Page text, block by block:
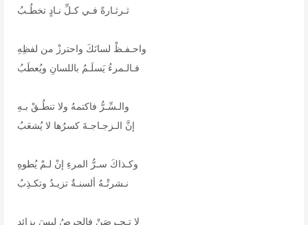
ثـرثـارةً فـي كـلِّ نـادٍ تخطُـبُ
واحـفـظْ لسانَكَ واحترزْ من لفظِهِ
فـالـمرءُ يَسلَـمُ باللسانِ ويُعطَبُ
والـسِّـرُّ فاكتمهُ ولا تنطُـقْ بـهِ
إنَّ الـزجـاجـةَ كسرُها لا يُشعَبُ
وكـذاكَ سـرُّ المرءِ إنْ لـمْ يُطوهِ
نـشرتْـهُ ألسنـةٌ تزيـدُ وتكـذِبُ
لا تـحـرِصَنْ فالحِرصُ ليسَ بزائدٍ